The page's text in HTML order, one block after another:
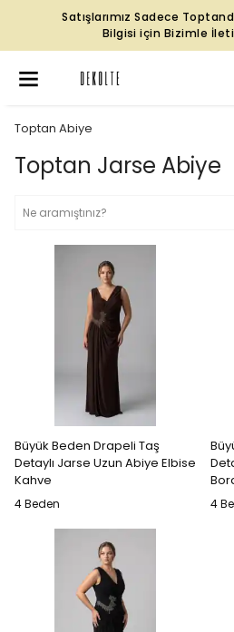
Satışlarımız Sadece
Bilgisi için Bizimle
Toptan Abiye
Toptan Jarse Abiye
Büyük Beden Drapeli Taş
Detaylı Jarse Uzun Abiye Elbise
Kahve
4 Beden 4